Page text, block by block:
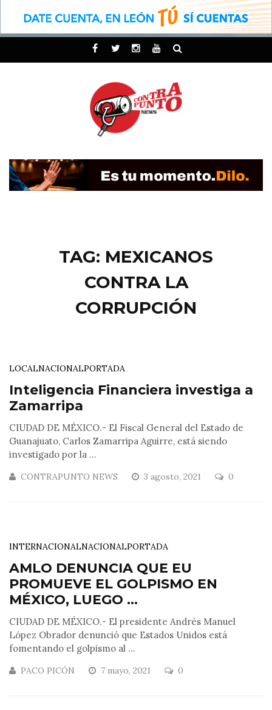
TAG: MEXICANOS
CONTRA LA
CORRUPCIÓN
LOCALNACIONALPORTADA
Inteligencia Financiera investiga a
Zamarripa
CIUDAD DE MÉXICO.- El Fiscal General del Estado de
Guanajuato, Carlos Zamarripa Aguirre, está siendo
investigado por la ...
CONTRAPUNTO NEWS 3 agosto, 2021 0
INTERNACIONALNACIONALPORTADA
AMLO DENUNCIA QUE EU
PROMUEVE EL GOLPISMO EN
MÉXICO, LUEGO ...
CIUDAD DE MÉXICO.- El presidente Andrés Manuel
López Obrador denunció que Estados Unidos está
fomentando el golpismo al ...
PACO PICÓN 7 mayo, 2021 0